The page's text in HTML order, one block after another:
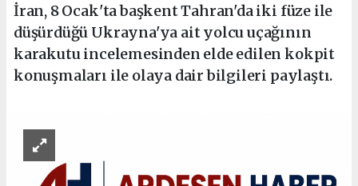
İran, 8 Ocak'ta başkent Tahran'da iki füze ile
düşürdüğü Ukrayna'ya ait yolcu uçağının
karakutu incelemesinden elde edilen kokpit
konuşmaları ile olaya dair bilgileri paylaştı.